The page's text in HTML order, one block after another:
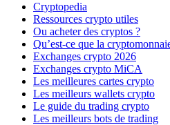
Cryptopedia
Ressources crypto utiles
Ou acheter des cryptos ?
Qu’est-ce que la
Exchanges crypto 2026
Exchanges crypto MiCA
Les meilleures cartes crypto
Les meilleurs wallets crypto
Le guide du trading crypto
Les meilleurs bots de trading